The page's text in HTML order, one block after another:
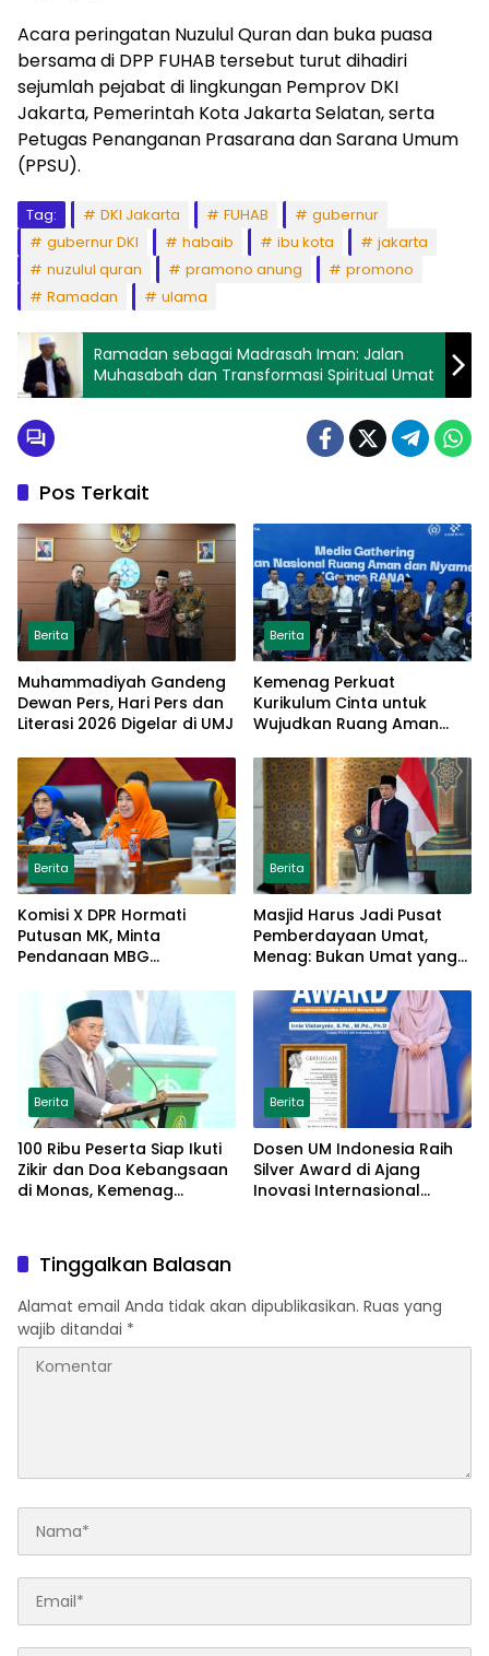
Acara peringatan Nuzulul Quran dan buka puasa
bersama di DPP FUHAB tersebut turut dihadiri
sejumlah pejabat di lingkungan Pemprov DKI
Jakarta, Pemerintah Kota Jakarta Selatan, serta
Petugas Penanganan Prasarana dan Sarana Umum
(PPSU).
Tag: DKI Jakarta FUHAB
gubernur
gubernur DKI
habaib ibu kota
jakarta
nuzulul quran
pramono anung
promono
Ramadan
ulama
Ramadan sebagai Madrasah Iman: Jalan
Muhasabah dan Transformasi Spiritual Umat
Pos Terkait
Berita
Muhammadiyah Gandeng
Dewan Pers, Hari Pers dan
Literasi 2026 Digelar di UMJ
Berita
Kemenag Perkuat
Kurikulum Cinta untuk
Wujudkan Ruang Aman
Berita
Komisi X DPR Hormati
Putusan MK, Minta
Pendanaan MBG
Pendidikan
Berita
Masjid Harus Jadi Pusat
Pemberdayaan Umat,
Menag: Bukan Umat yang
Berita
100 Ribu Peserta Siap Ikuti
Zikir dan Doa Kebangsaan
di Monas, Kemenag
Berita
Dosen UM Indonesia Raih
Silver Award di Ajang
Inovasi Internasional
Tinggalkan Balasan
Alamat email Anda tidak akan dipublikasikan. Ruas yang
wajib ditandai *